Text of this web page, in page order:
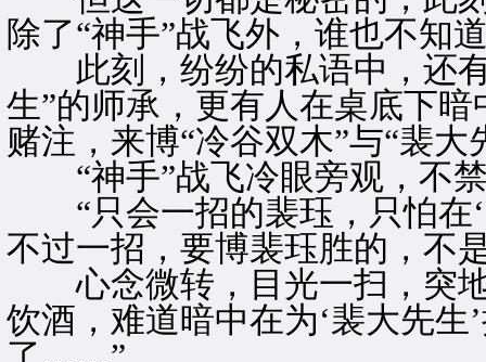
除了“神手”战飞外，谁也不知
此刻，纷纷的私语中，还有
生”的师承，更有人在桌底下
赌注，来博“冷谷双木”与“裴
“神手”战飞冷眼旁观，不
“只会一招的裴珏，只怕在‘
不过一招，要博裴珏胜的，不
心念微转，目光一扫，突地
饮酒，难道暗中在为‘裴大先生